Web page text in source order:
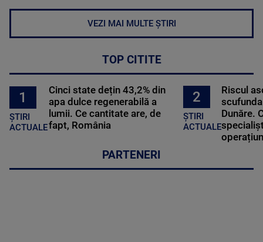
VEZI MAI MULTE ȘTIRI
TOP CITITE
1
ȘTIRI
ACTUALE
Cinci state dețin 43,2% din
apa dulce regenerabilă a
lumii. Ce cantitate are, de
fapt, România
2
ȘTIRI
ACTUALE
Riscul
Dunăre.
PARTENERI